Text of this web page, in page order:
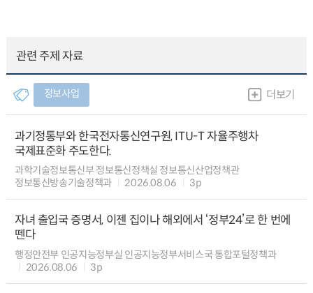
관련 주제 자료
정보사업 더보기
과기정통부와 한국전자통신연구원, ITU-T 자율주행차
국제표준화 주도한다.
과학기술정보통신부 정보통신정책실 정보통신산업정책관
정보통신방송기술정책과
2026.08.06 3p
자녀 출입국 증명서, 이젠 집이나 해외에서 ‘정부24’로 한 번에
뗀다
행정안전부 인공지능정부실 인공지능정부서비스국 통합포털정책과
2026.08.06
3p